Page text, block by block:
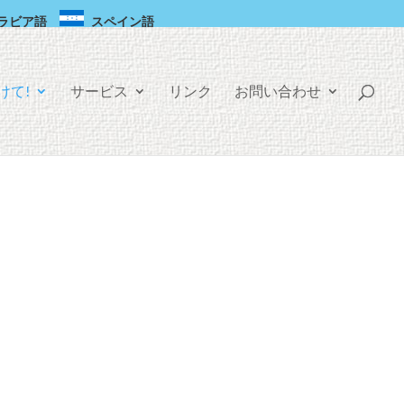
ビア語 スペイン語
て! サービス リンク お問い合わせ